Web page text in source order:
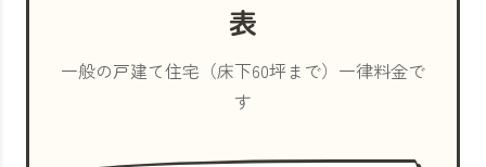
表
一般の戸建て住宅（床下60坪まで）一律料金で
す